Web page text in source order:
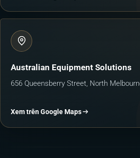
Australian Equipment Solutions
656 Queensberry Street, North
Xem trên Google Maps